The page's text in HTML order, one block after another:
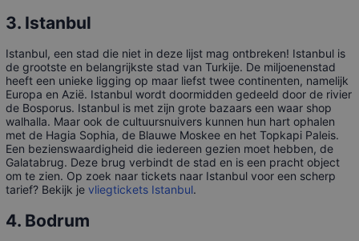
3. Istanbul
Istanbul, een stad die niet in deze lijst mag ontbreken! Istanbul is
de grootste en belangrijkste stad van Turkije. De miljoenenstad
heeft een unieke ligging op maar liefst twee continenten, namelijk
Europa en Azië. Istanbul wordt doormidden gedeeld door de rivier
de Bosporus. Istanbul is met zijn grote bazaars een waar shop
walhalla. Maar ook de cultuursnuivers kunnen hun hart ophalen
met de Hagia Sophia, de Blauwe Moskee en het Topkapi Paleis.
Een bezienswaardigheid die iedereen gezien moet hebben, de
Galatabrug. Deze brug verbindt de stad en is een pracht object
om te zien. Op zoek naar tickets naar Istanbul voor een scherp
tarief? Bekijk je vliegtickets Istanbul.
4. Bodrum